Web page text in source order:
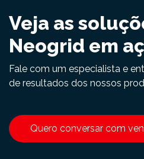
Veja as
Neogrid em
Fale com um especialista e
de resultados dos nossos
Quero conversar com